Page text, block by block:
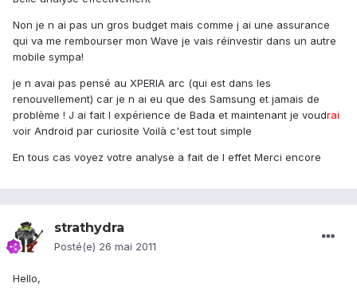
Non je n ai pas un gros budget mais comme j ai une assurance
qui va me rembourser mon Wave je vais réinvestir dans un autre
mobile sympa!
je n avai pas pensé au XPERIA arc (qui est dans les
renouvellement) car je n ai eu que des Samsung et jamais de
problème ! J ai fait l expérience de Bada et maintenant je voudrai
voir Android par curiosite Voilà c'est tout simple
En tous cas voyez votre analyse a fait de l effet Merci encore
strathydra
Posté(e) 26 mai 2011
Hello,